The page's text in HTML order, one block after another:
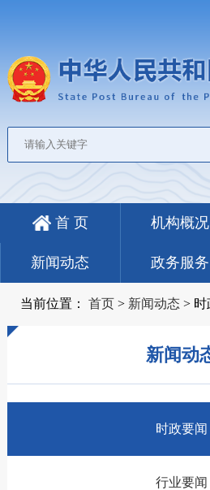
首 页 机构概况
新闻动态 政务服务
当前位置： 首页> 新闻动态> 时
新闻动
时政要闻
行业要闻